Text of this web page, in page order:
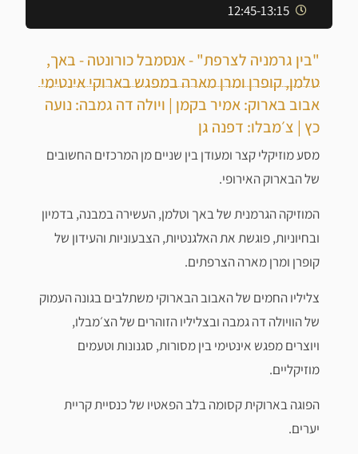
12:45-13:15
"בין גרמניה לצרפת" - אנסמבל כורונטה - באך,
טלמן, קופרן ומרן מארה במפגש בארוקי אינטימי
אבוב בארוק: אמיר בקמן | ויולה דה גמבה: נועה
כץ | צ׳מבלו: דפנה גן
מסע מוזיקלי קצר ומעודן בין שניים מן המרכזים החשובים
של הבארוק האירופי.
המוזיקה הגרמנית של באך וטלמן, העשירה במבנה, בדמיון
ובחיוניות, פוגשת את האלגנטיות, הצבעוניות והעידון של
קופרן ומרן מארה הצרפתים.
צליליו החמים של האבוב הבארוקי משתלבים בגונה העמוק
של הוויולה דה גמבה ובצליליו הזוהרים של הצ׳מבלו,
ויוצרים מפגש אינטימי בין מסורות, סגנונות וטעמים
מוזיקליים.
הפוגה בארוקית קסומה בלב הפאטיו של כנסיית קריית
יערים.